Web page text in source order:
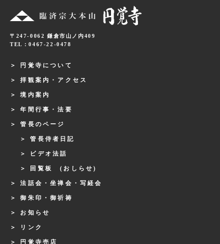
〒247-0062 鎌倉市山ノ内409
TEL：0467-22-0478
円覚寺について
拝観案内・アクセス
境内案内
年間行事・法要
管長のページ
管長侍者日記
ビデオ法話
回覧板 (おしらせ)
法話会・坐禅会・写経会
御朱印・御祈祷
お知らせ
リンク
円覚寺売店